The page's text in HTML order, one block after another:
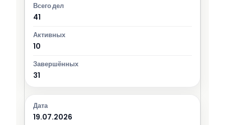
41
10
31
19.07.2026